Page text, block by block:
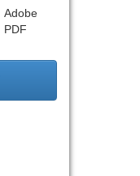
Adobe
PDF